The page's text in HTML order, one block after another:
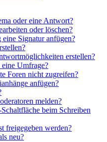
oder eine Antwort?
oder löschen?
Signatur anfügen?
erstellen?
Umfrage?
Foren nicht zugreifen?
anfügen?
melden?
beim Schreiben
freigegeben werden?
neu?